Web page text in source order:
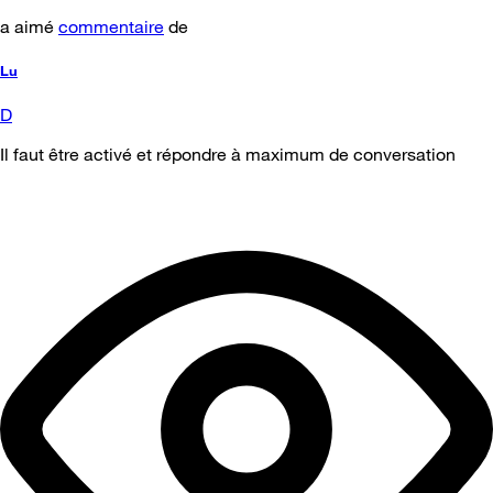
a aimé commentaire de
Lu
D
Il faut être activé et répondre à maximum de conversation